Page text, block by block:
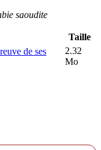
saoudite
Taille
de ses
2.32
Mo